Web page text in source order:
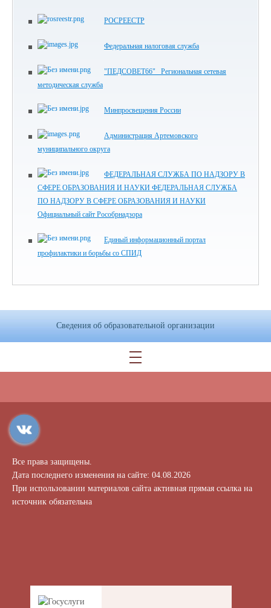
РОСРЕЕСТР
Федеральная налоговая служба
"ПЕДСОВЕТ66" Региональная сетевая
методическая служба
Минпросвещения России
Администрация Артемовского
муниципального округа
ФЕДЕРАЛЬНАЯ СЛУЖБА ПО НАДЗОРУ В
СФЕРЕ ОБРАЗОВАНИЯ И НАУКИ ФЕДЕРАЛЬНАЯ СЛУЖБА
ПО НАДЗОРУ В СФЕРЕ ОБРАЗОВАНИЯ И НАУКИ
Официальный сайт Рособрнадзора
Единый информационный портал
профилактики и борьбы со СПИД
Сведения об образовательной организации
Все права защищены.
Дата последнего изменения на сайте: 04.08.2026
При использовании материалов сайта активная прямая ссылка на
источник обязательна